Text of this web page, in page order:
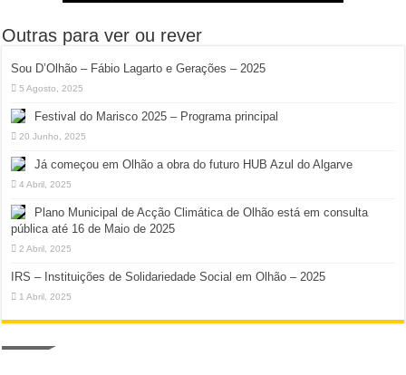
Outras para ver ou rever
Sou D’Olhão – Fábio Lagarto e Gerações – 2025
5 Agosto, 2025
Festival do Marisco 2025 – Programa principal
20 Junho, 2025
Já começou em Olhão a obra do futuro HUB Azul do Algarve
4 Abril, 2025
Plano Municipal de Acção Climática de Olhão está em consulta
pública até 16 de Maio de 2025
2 Abril, 2025
IRS – Instituições de Solidariedade Social em Olhão – 2025
1 Abril, 2025